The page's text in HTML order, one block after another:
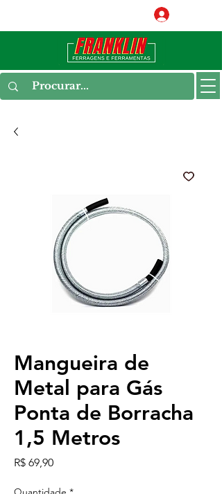
Mangueira de
Metal para Gás
Ponta de Borracha
1,5 Metros
R$ 69,90Preço